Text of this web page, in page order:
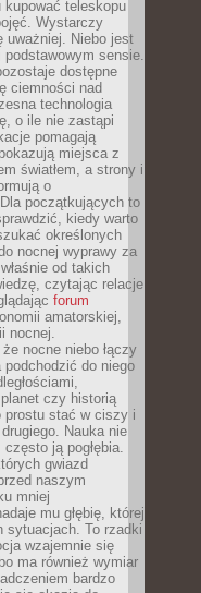
kupować teleskopu
Wystarczy
uważniej. Niebo jest
sensie.
dostępne
ciemności nad
technologia
o ile nie zastąpi
pomagają
miejsca z
światłem, a strony i
o
początkujących to
kiedy warto
określonych
nocnej wyprawy za
od takich
czytając relacje
forum
amatorskiej,
nocnej.
nocne niebo łączy
do niego
czy historią
prostu stać w ciszy i
Nauka nie
ją pogłębia.
gwiazd
naszym
mniej
mu głębię, której
sytuacjach. To rzadki
wzajemnie się
ma również wymiar
bardzo